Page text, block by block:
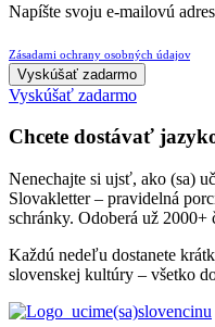
Napíšte svoju e-mailovú
Zásadami ochrany osobných údajov.
Vyskúšať zadarmo
Vyskúšať zadarmo
Chcete dostávať
Nenechajte si ujsť, ako (sa)
Slovakletter – pravidelná
schránky. Odoberá už 2000+
Každú nedeľu dostanete
slovenskej kultúry – všetko